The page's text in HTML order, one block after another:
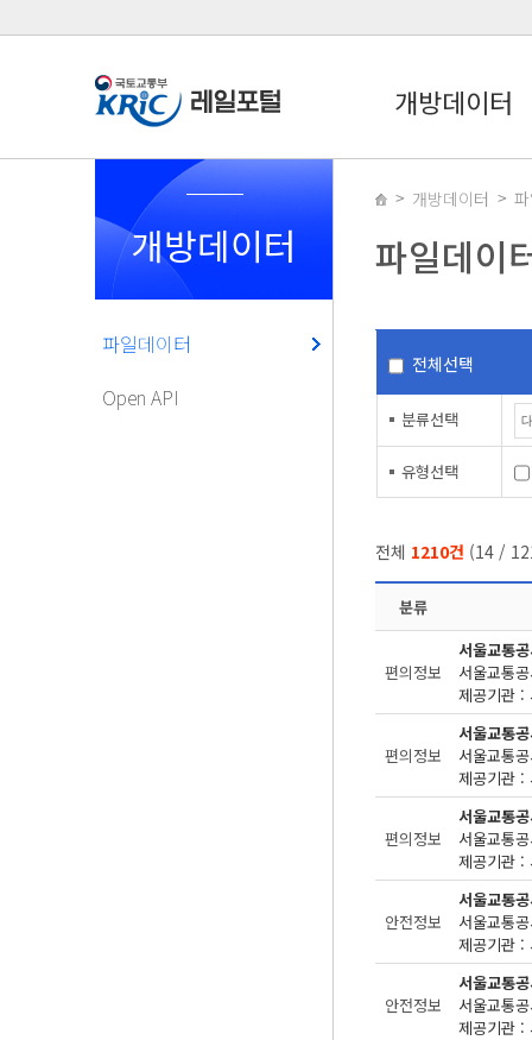
개방데이터
개방데이터
파일데이터
Open API
개방데이터
파일데이
전체선택
분류선택
유형선택
전체 1210건 (14 /
분류
편의정보
서울교통
제공기관 :
편의정보
서울교통
제공기관 :
편의정보
서울교통
제공기관 :
안전정보
서울교통
제공기관 :
안전정보
서울교통
제공기관 :